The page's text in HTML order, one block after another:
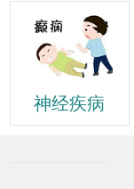
神经疾病